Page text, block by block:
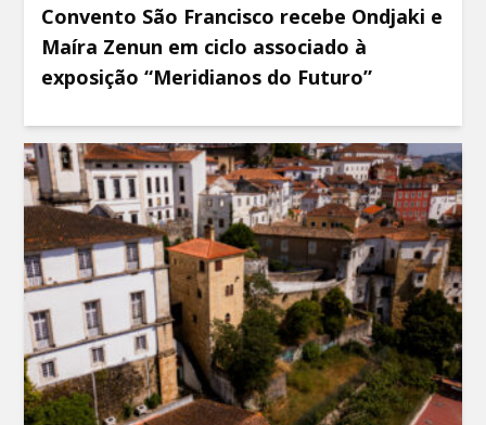
Convento São Francisco recebe Ondjaki e
Maíra Zenun em ciclo associado à
exposição “Meridianos do Futuro”